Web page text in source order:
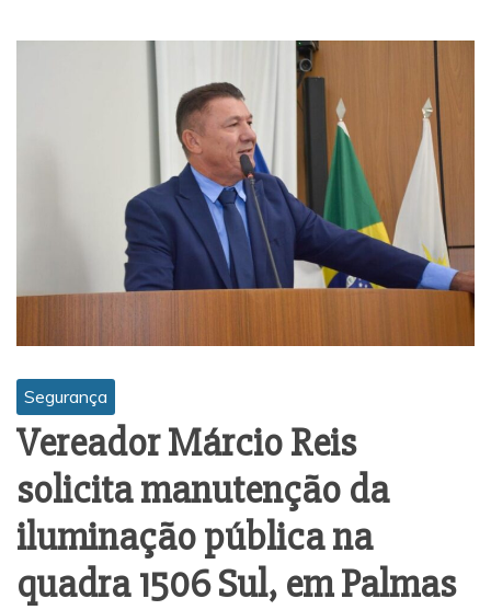
Segurança
Vereador Márcio Reis
solicita manutenção da
iluminação pública na
quadra 1506 Sul, em Palmas